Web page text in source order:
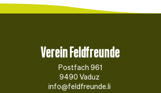
Verein Feldfreunde
Postfach 961
9490 Vaduz
info@feldfreunde.li